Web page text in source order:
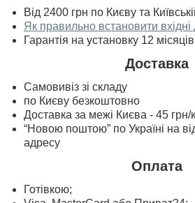
Від 2400 грн по Києву та
Як правильно встановити вхідні
Гарантія на установку 12 місяців
Доставка
Самовивіз зі складу
по Києву безкоштовно
Доставка за межі Києва - 45
“Новою поштою” по Україні на
адресу
Оплата
Готівкою;